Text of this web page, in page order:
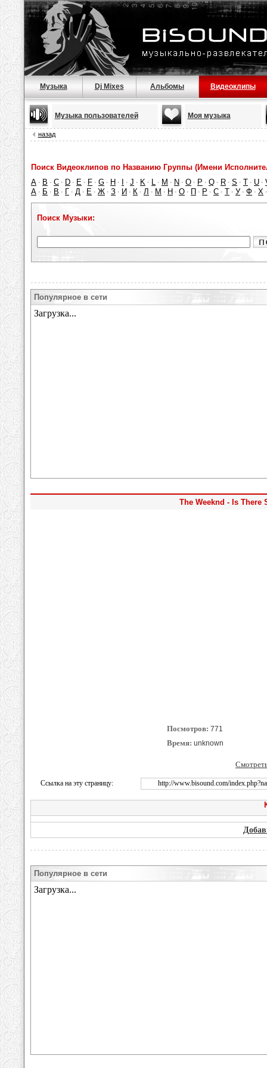
Музыка Dj Mixes Альбомы Видеоклипы
Музыка пользователей Моя музыка
назад
Поиск Видеоклипов по Названию Группы (Имени
A · B · C · D · E · F · G · H · · J · K · L · M · N · O · P · Q · R · S · T · U ·
А · Б · В · Г · Д · Е · Ж · З · И · К · Л · М · Н · О · П · Р · С · Т · У · Ф · Х
Поиск Музыки:
Популярное в сети
The Weeknd - Is There
Посмотров: 771
Время: unknown
Ссылка на эту страницу: http://www.bisound.com/
Популярное в сети